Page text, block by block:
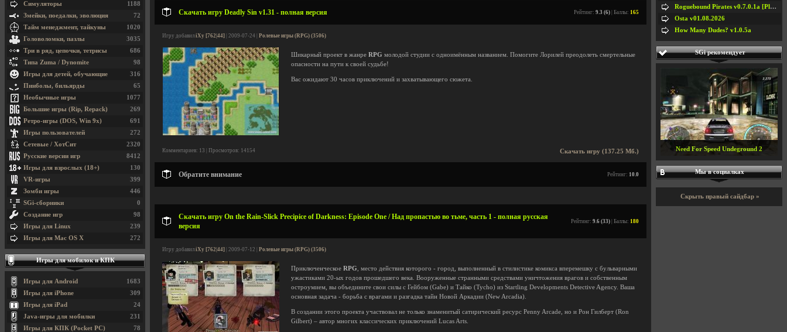
Скачать игру Deadly Sin v1.31 - полная версия Рейтинг: 9.3 (6) | Баллы: 165
Игру добавил iXy [762|44] | 2009-07-24 | Ролевые игры (RPG) (3506)
Шикарный проект в жанре RPG молодой студии с одноимённым названием. Помогите Лорилей преодолеть смертельные
опасности на пути к своей судьбе!
Вас ожидают 30 часов приключений и захватывающего сюжета.
Скачать игру (137.25 Мб.)
Комментариев: 13 | Просмотров: 14154
Обратите внимание Рейтинг: 10.0
Скачать игру On the Rain-Slick Precipice of Darkness: Episode One / Над пропастью во тьме, часть 1 - полная русская
версия
Рейтинг: 9.6 (33) | Баллы: 180
Игру добавил iXy [762|44] | 2009-07-12 | Ролевые игры (RPG) (3506)
Приключенческое RPG , место действия которого - город, выполненный в стилистике комикса вперемешку с бульварными
ужастиками 20-ых годов прошедшего века. Вооруженные странными средствами уничтожения врагов и собственным
остроумием, вы объедините свои силы с Гейбом (Gabe) и Тайко (Tycho) из Startling Developments Detective Agency. Ваша
основная задача - борьба с врагами и разгадка тайн Новой Аркадии (New Arcadia).
В создании этого проекта участвовал не только знаменитый сатирический ресурс Penny Arcade, но и Рон Гилберт (Ron
Gilbert) – автор многих классических приключений Lucas Arts.
1188
Симуляторы
72
Змейки, поедалки, эволюция
1020
Тайм менеджмент, тайкуны
3035
Головоломки, пазлы
686
Три в ряд, цепочки, тетрисы
98
Типа Zuma / Dynomite
316
Игры для детей, обучающие
65
Пинболы, бильярды
1077
Необычные игры
269
Большие игры (Rip, Repack)
691
Ретро-игры (DOS, Win 9x)
272
Игры пользователей
2320
Сетевые / ХотСит
8412
Русские версии игр
130
Игры для взрослых (18+)
399
VR-игры
446
Зомби игры
0
SGi-сборники
98
Создание игр
239
Игры для Linux
272
Игры для Mac OS X
Игры для мобилок и КПК
1683
Игры для Android
309
Игры для iPhone
24
Игры для iPad
231
Java-игры для мобилки
78
Игры для КПК (Pocket PC)
Roguebound Pirates v0.7.0.1a [Playtest]
Osta v01.08.2026
How Many Dudes? v1.0.5a
SGi рекомендует
Need For Speed Undeground 2
Мы в социалках
Скрыть правый сайдбар »